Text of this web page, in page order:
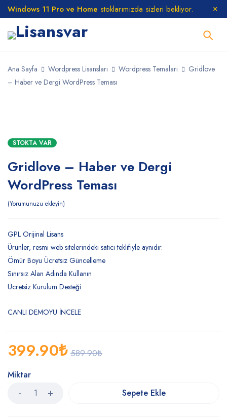
Windows 11 Pro ve Home stoklarımızda sizleri bekliyor.
Ana Sayfa Wordpress Lisansları Wordpress Temaları
Gridlove
– Haber ve Dergi WordPress Teması
STOKTA VAR
Gridlove – Haber ve Dergi
WordPress Teması
Yorumunuzu ekleyin
GPL Orijinal Lisans
Ürünler, resmi web sitelerindeki satıcı teklifiyle aynıdır.
Ömür Boyu Ücretsiz Güncelleme
Sınırsız Alan Adında Kullanın
Ücretsiz Kurulum Desteği
CANLI DEMOYU İNCELE
589.90₺
399.90₺
Miktar
Sepete Ekle